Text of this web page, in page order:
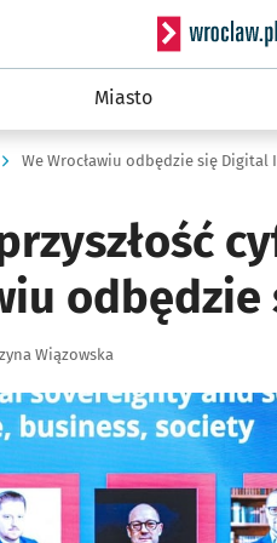
Serwis
Miasto
We Wrocławiu odbędzie się Digital
Wiązowska